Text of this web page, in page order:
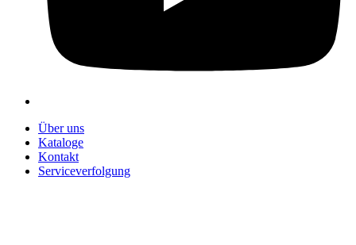
Über uns
Kataloge
Kontakt
Serviceverfolgung